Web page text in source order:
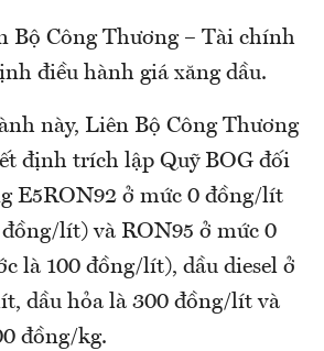
Bộ Công Thương – Tài chính
điều hành giá xăng dầu.
này, Liên Bộ Công Thương
định trích lập Quỹ BOG đối
E5RON92 ở mức 0 đồng/lít
lít) và RON95 ở mức 0
là 100 đồng/lít), dầu diesel ở
dầu hỏa là 300 đồng/lít và
đồng/kg.